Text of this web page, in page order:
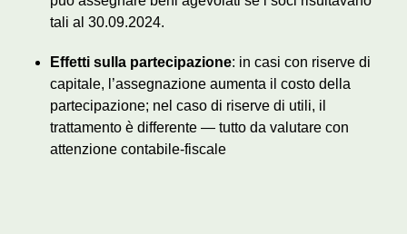
tali al 30.09.2024.
Effetti sulla partecipazione: in casi con riserve di
capitale, l’assegnazione aumenta il costo della
partecipazione; nel caso di riserve di utili, il
trattamento è differente — tutto da valutare con
attenzione contabile-fiscale